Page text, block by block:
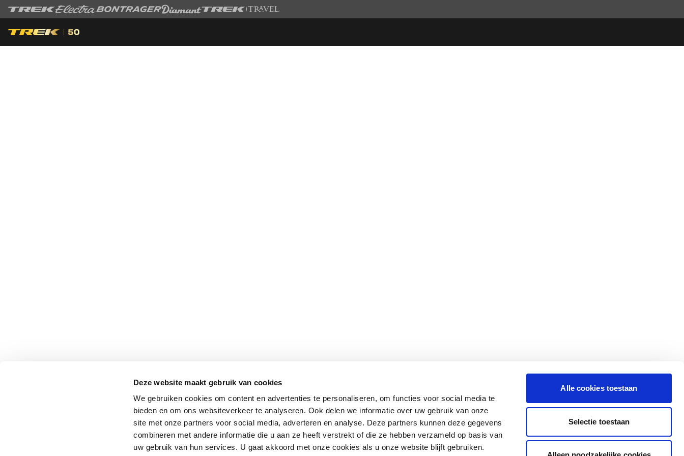
Deze website maakt gebruik van cookies
We gebruiken cookies om content en advertenties te personaliseren, om functies voor social media te
bieden en om ons websiteverkeer te analyseren. Ook delen we informatie over uw gebruik van onze
site met onze partners voor social media, adverteren en analyse. Deze partners kunnen deze gegevens
combineren met andere informatie die u aan ze heeft verstrekt of die ze hebben verzameld op basis van
uw gebruik van hun services. U gaat akkoord met onze cookies als u onze website blijft gebruiken.
Alle cookies toestaan
Selectie toestaan